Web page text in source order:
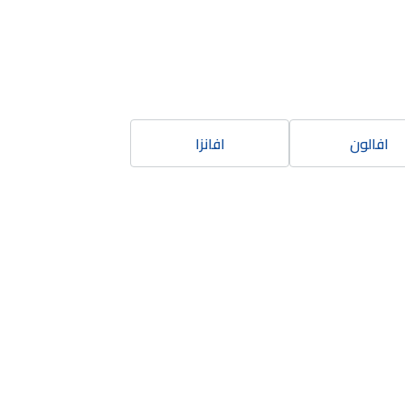
افالون افانزا